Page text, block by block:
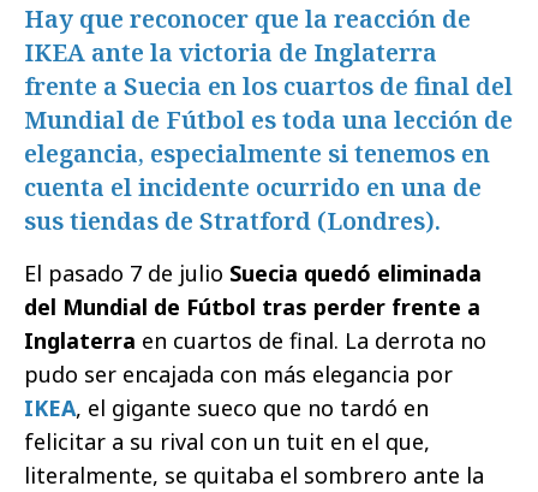
Hay que reconocer que la reacción de
IKEA ante la victoria de Inglaterra
frente a Suecia en los cuartos de final del
Mundial de Fútbol es toda una lección de
elegancia, especialmente si tenemos en
cuenta el incidente ocurrido en una de
sus tiendas de Stratford (Londres).
El pasado 7 de julio Suecia quedó eliminada
del Mundial de Fútbol tras perder frente a
Inglaterra en cuartos de final. La derrota no
pudo ser encajada con más elegancia por
IKEA, el gigante sueco que no tardó en
felicitar a su rival con un tuit en el que,
literalmente, se quitaba el sombrero ante la